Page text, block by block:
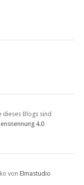
dieses Blogs sind
4.0
von Elmastudio